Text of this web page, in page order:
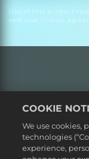
Use of this product
end user license
COOKIE
We use cookies,
technologies
experience,